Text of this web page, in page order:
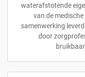
waterafstotende
van de
samenwerking
door